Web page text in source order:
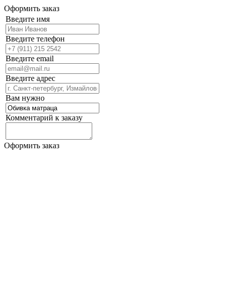
Оформить заказ
Введите имя
Введите телефон
Введите email
Введите адрес
Вам нужно
Комментарий к заказу
Оформить заказ